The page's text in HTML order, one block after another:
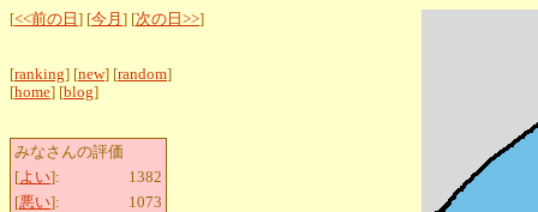
[<<前の日 ] [今月 ] [次の日>>]
[ranking] [new] [random]
[home] [blog]
みなさんの評価
[よい]:
1382
[悪い]:
1073